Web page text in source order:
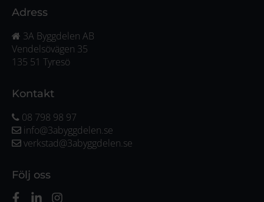
Adress
3A Byggdelen AB
Vendelsövägen 35
135 51 Tyresö
Kontakt
08 798 98 97
info@3abyggdelen.se
verkstad@3abyggdelen.se
Följ oss